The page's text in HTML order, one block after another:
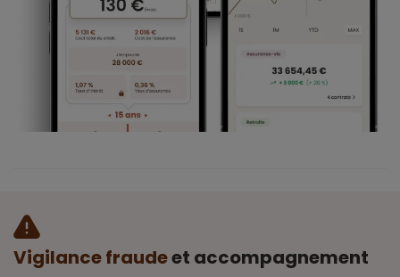
Vigilance fraudeet accompagnement